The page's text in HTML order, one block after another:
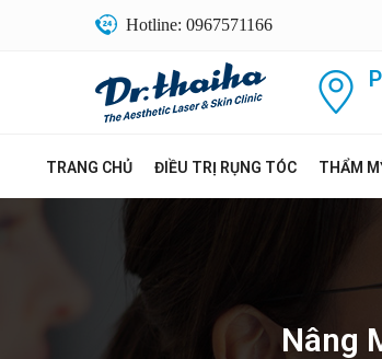
Hotline: 0967571166
TRANG CHỦ ĐIỀU TRỊ RỤNG TÓC THẨM
Nâng